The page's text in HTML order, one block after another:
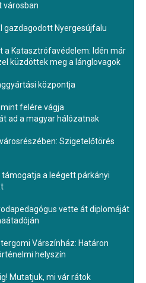
városban
gazdagodott Nyergesújfalu
a Katasztrófavédelem: Idén már
küzdöttek meg a lánglovagok
központja
felére vágja
ad a magyar hálózatnak
Szigetelőtörés
a leégett párkányi
vette át diplomáját
Várszínház: Határon
helyszín
Mutatjuk, mi vár rátok